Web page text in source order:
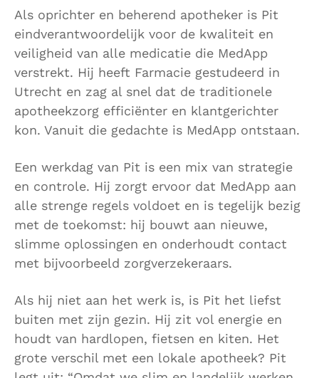
Als oprichter en beherend apotheker is Pit
eindverantwoordelijk voor de kwaliteit en
veiligheid van alle medicatie die MedApp
verstrekt. Hij heeft Farmacie gestudeerd in
Utrecht en zag al snel dat de traditionele
apotheekzorg efficiënter en klantgerichter
kon. Vanuit die gedachte is MedApp ontstaan.
Een werkdag van Pit is een mix van strategie
en controle. Hij zorgt ervoor dat MedApp aan
alle strenge regels voldoet en is tegelijk bezig
met de toekomst: hij bouwt aan nieuwe,
slimme oplossingen en onderhoudt contact
met bijvoorbeeld zorgverzekeraars.
Als hij niet aan het werk is, is Pit het liefst
buiten met zijn gezin. Hij zit vol energie en
houdt van hardlopen, fietsen en kiten. Het
grote verschil met een lokale apotheek? Pit